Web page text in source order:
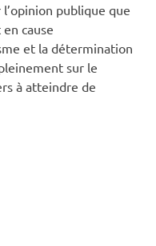
publique que
cause
et la détermination
sur le
à atteindre de